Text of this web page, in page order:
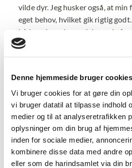
Denne hjemmeside bruger cookies
Vi bruger cookies for at gøre din
vi bruger datatil at tilpasse indhold
medier og til at analyseretrafikken
oplysninger om din brug af
inden for sociale medier,
kombinere disse data med andre
eller som de harindsamlet via din
vilde dyr. Jeg husker også, at
eget behov, hvilket gik rigtig
både nok mad og nok brænde fra
opvarmning af husene i landsbyen
fortæller Yaqub.
En kortsigtet
For at beskytte fårene og de
dræbte hyrderne de vilde dyr.
Og for ca. 20 år siden besluttede
landsbyen at ødelægge de vilde
junglen for at udvide de dyrkbare